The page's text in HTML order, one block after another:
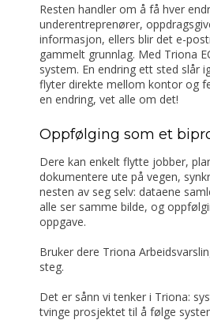
Resten handler om å få hver
underentreprenører,
informasjon, ellers blir det e-
gammelt grunnlag. Med Triona
system. En endring ett sted slår
flyter direkte mellom kontor og
en endring, vet alle om det!
Oppfølging som et
Dere kan enkelt flytte jobber,
dokumentere ute på vegen,
nesten av seg selv: dataene
alle ser samme bilde, og
oppgave.
Bruker dere Triona
steg.
Det er sånn vi tenker i Triona:
tvinge prosjektet til å følge